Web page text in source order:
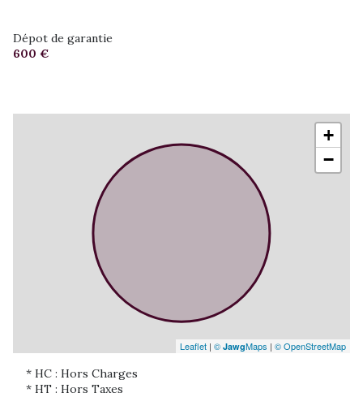
Dépot de garantie
600 €
+
−
Leaflet | © JawgMaps | © OpenStreetMap
* HC : Hors Charges
* HT : Hors Taxes